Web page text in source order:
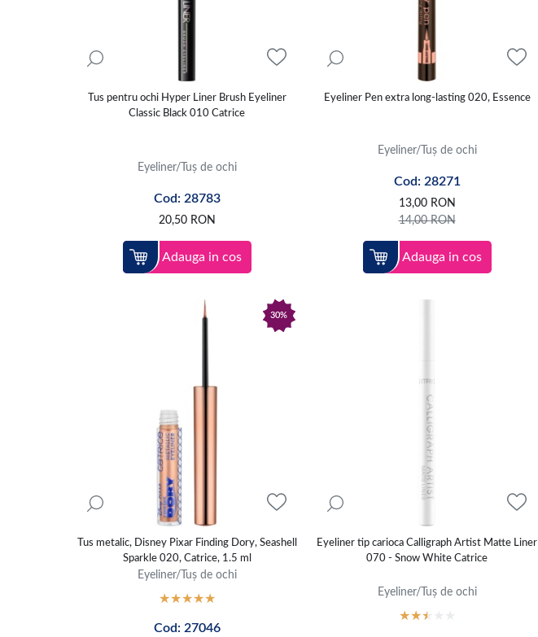
Tus pentru ochi Hyper Liner Brush Eyeliner
Classic Black 010 Catrice
Eyeliner/Tuș de ochi
Cod: 28783
20,50 RON
Adauga in cos
Eyeliner Pen extra long-lasting 020, Essence
Eyeliner/Tuș de ochi
Cod: 28271
13,00 RON
14,00RON
Adauga in cos
30%
Tus metalic, Disney Pixar Finding Dory, Seashell
Sparkle 020, Catrice, 1.5 ml
Eyeliner/Tuș de ochi
Cod: 27046
Eyeliner tip carioca Calligraph Artist Matte Liner
070 - Snow White Catrice
Eyeliner/Tuș de ochi